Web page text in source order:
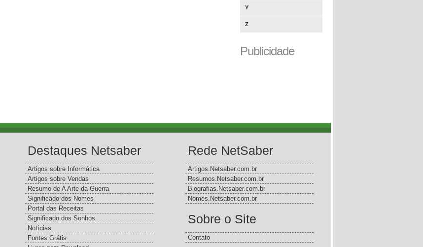
Y
Z
Publicidade
Destaques Netsaber
Artigos sobre Informática
Artigos sobre Vendas
Resumo de A Arte da Guerra
Significado dos Nomes
Portal das Receitas
Significado dos Sonhos
Notícias
Fontes Grátis
Rede NetSaber
Artigos.Netsaber.com.br
Resumos.Netsaber.com.br
Biografias.Netsaber.com.br
Nomes.Netsaber.com.br
Sobre o Site
Contato